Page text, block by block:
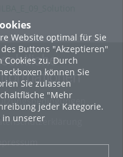
Website optimal für Sie
Buttons "Akzeptieren"
zu. Durch
können Sie
Sie zulassen
"Mehr
jeder Kategorie.
in unserer